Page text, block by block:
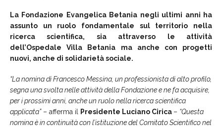
La Fondazione Evangelica Betania negli ultimi anni ha
assunto un ruolo fondamentale sul territorio nella
ricerca scientifica, sia attraverso le attività
dell’Ospedale Villa Betania ma anche con progetti
nuovi, anche di solidarietà sociale.
“La nomina di Francesco Messina, un professionista di alto profilo,
segna una svolta nelle attività della Fondazione e ne fa acquisire,
per i prossimi anni, anche un ruolo nella ricerca scientifica
applicata”– afferma il Presidente Luciano Cirica – “Questa
nomina è in continuità con l’istituzione del Comitato Scientifico nel